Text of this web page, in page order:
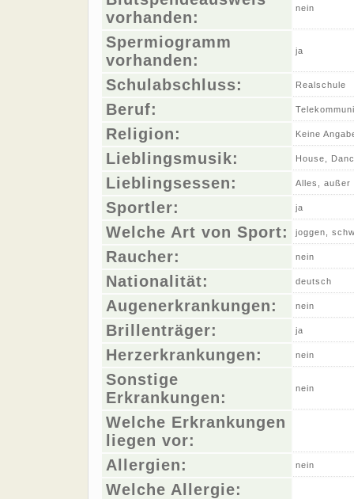
vorhanden:
nein
Spermiogramm
vorhanden:
ja
Schulabschluss: Realschule
Beruf:
Religion: Keine
Lieblingsmusik: House,
Lieblingsessen: Alles, außer
Sportler: ja
Welche Art von Sport: joggen,
Raucher: nein
Nationalität: deutsch
Augenerkrankungen: nein
Brillenträger: ja
Herzerkrankungen: nein
Sonstige
Erkrankungen:
nein
Welche Erkrankungen
liegen vor:
Allergien:
nein
Welche Allergie: